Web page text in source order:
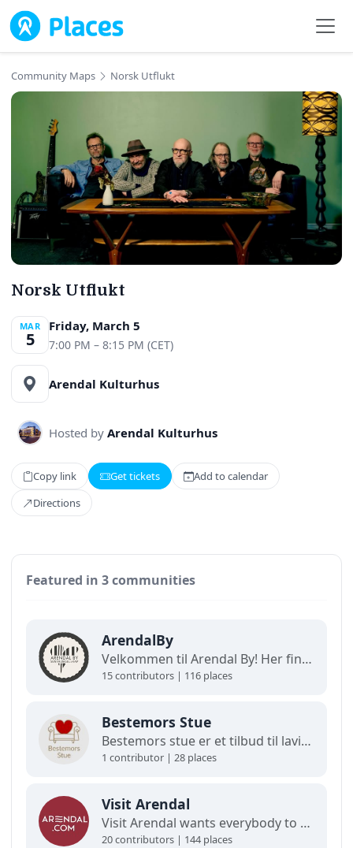
Skip to main content
Community Maps Norsk Utflukt
Norsk Utflukt
MAR
5
Friday, March 5
7:00 PM – 8:15 PM (CET)
Arendal Kulturhus
Hosted by Arendal Kulturhus
Copy link Get tickets
Add to calendar
Directions
Featured in 3 communities
ArendalBy
Velkommen til Arendal By! Her finner du interaktive kart og oppdaterte oversikter over alt som skjer i byen. Utforsk, finn frem og opplev det beste av Arendal på ett og samme sted!
15 contributors | 116 places
Bestemors Stue
Bestemors stue er et tilbud til lavinntektsfamilier med barn fra 0-12 år.
1 contributor | 28 places
Visit Arendal
Visit Arendal wants everybody to fall in love with Arendal and all it has to offer.
20 contributors | 144 places